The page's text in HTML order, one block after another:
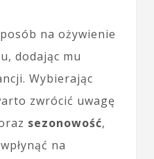
na ożywienie
dodając mu
Wybierając
zwrócić uwagę
sezonowość,
na